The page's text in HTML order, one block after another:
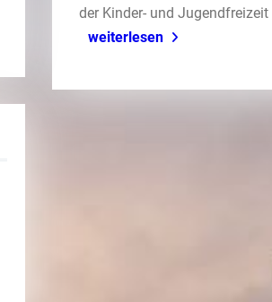
der Kinder- und
weiterlesen